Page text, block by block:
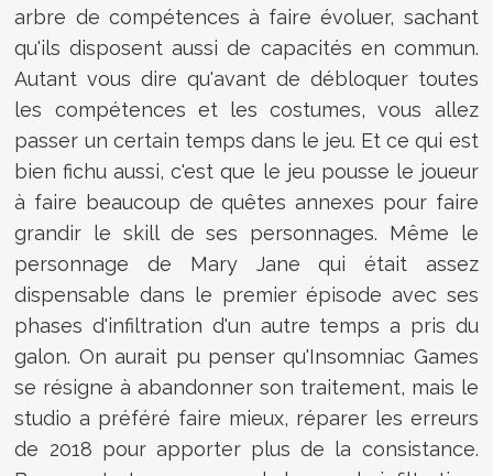
arbre de compétences à faire évoluer, sachant
qu'ils disposent aussi de capacités en commun.
Autant vous dire qu'avant de débloquer toutes
les compétences et les costumes, vous allez
passer un certain temps dans le jeu. Et ce qui est
bien fichu aussi, c'est que le jeu pousse le joueur
à faire beaucoup de quêtes annexes pour faire
grandir le skill de ses personnages. Même le
personnage de Mary Jane qui était assez
dispensable dans le premier épisode avec ses
phases d'infiltration d'un autre temps a pris du
galon. On aurait pu penser qu'Insomniac Games
se résigne à abandonner son traitement, mais le
studio a préféré faire mieux, réparer les erreurs
de 2018 pour apporter plus de la consistance.